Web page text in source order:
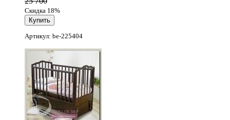
Скидка 18%
Артикул: be-225404